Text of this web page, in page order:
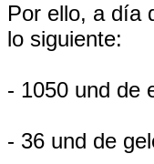
Por ello, a día
lo siguiente:
- 1050 und de
- 36 und de